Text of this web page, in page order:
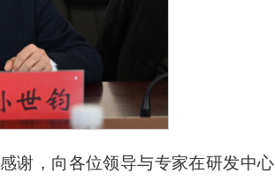
谢，向各位领导与专家在研发中心